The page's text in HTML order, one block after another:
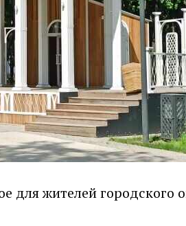
для жителей городского